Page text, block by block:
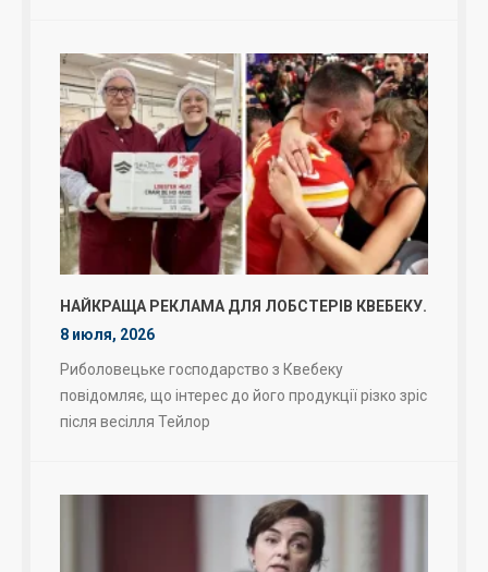
НАЙКРАЩА РЕКЛАМА ДЛЯ ЛОБСТЕРІВ КВЕБЕКУ.
8 июля, 2026
Риболовецьке господарство з Квебеку
повідомляє, що інтерес до його продукції різко зріс
після весілля Тейлор